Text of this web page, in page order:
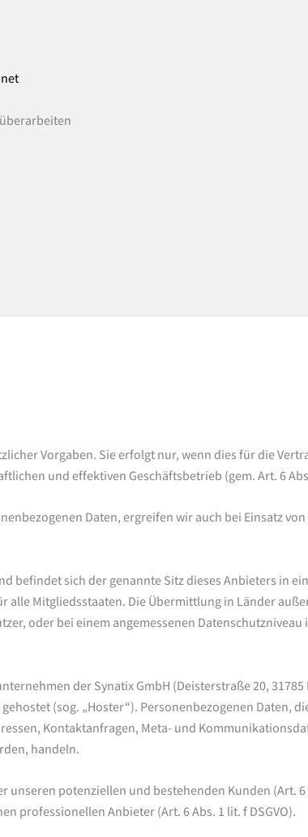
Vorgaben. Sie erfolgt nur, wenn dies für die
und effektiven Geschäftsbetrieb (gem. Art. 6
Daten, ergreifen wir auch bei Einsatz
befindet sich der genannte Sitz dieses Anbieters in
Mitgliedsstaaten. Die Übermittlung in Länder
oder bei einem angemessenen
der Synatix GmbH (Deisterstraße 20,
(sog. „Hoster“). Personenbezogenen Daten,
Kontaktanfragen, Meta- und
handeln.
potenziellen und bestehenden Kunden (Art.
professionellen Anbieter (Art. 6 Abs. 1 lit. f DSGVO).